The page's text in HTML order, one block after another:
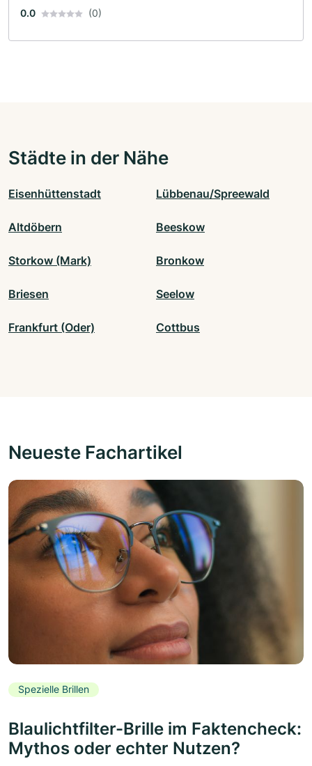
0.0 (0)
Städte in der Nähe
Eisenhüttenstadt Lübbenau/Spreewald
Altdöbern Beeskow
Storkow (Mark) Bronkow
Briesen Seelow
Frankfurt (Oder) Cottbus
Neueste Fachartikel
Spezielle Brillen
Blaulichtfilter-Brille im Faktencheck:
Mythos oder echter Nutzen?